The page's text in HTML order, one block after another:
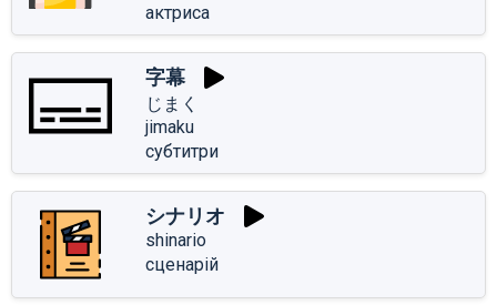
актриса
字幕
じまく
jimaku
субтитри
シナリオ
shinario
сценарій